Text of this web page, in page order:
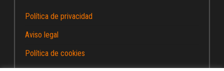
Política de privacidad
Aviso legal
Política de cookies